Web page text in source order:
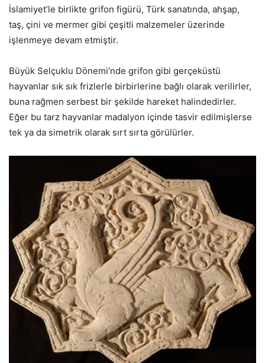
İslamiyet’le birlikte grifon figürü, Türk sanatında, ahşap,
taş, çini ve mermer gibi çeşitli malzemeler üzerinde
işlenmeye devam etmiştir.
Büyük Selçuklu Dönemi’nde grifon gibi gerçeküstü
hayvanlar sık sık frizlerle birbirlerine bağlı olarak verilirler,
buna rağmen serbest bir şekilde hareket halindedirler.
Eğer bu tarz hayvanlar madalyon içinde tasvir edilmişlerse
tek ya da simetrik olarak sırt sırta görülürler.